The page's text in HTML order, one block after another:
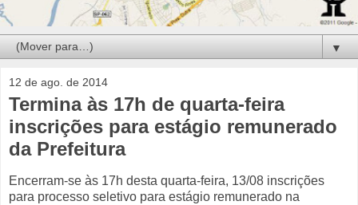
▼
12 de ago. de 2014
Termina às 17h de quarta-feira
inscrições para estágio remunerado
da Prefeitura
Encerram-se às 17h desta quarta-feira, 13/08 inscrições
para processo seletivo para estágio remunerado na